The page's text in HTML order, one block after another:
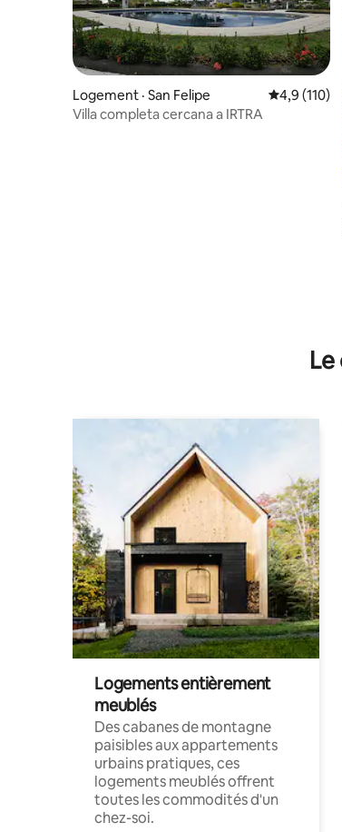
Logement · San Felipe Note
4,9 (110)
Villa completa cercana a IRTRA
Logements entièrement
meublés
Des cabanes de montagne
paisibles aux appartements
urbains pratiques, ces
logements meublés offrent
toutes les commodités d'un
chez-soi.